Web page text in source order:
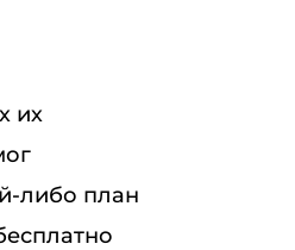
их
либо план